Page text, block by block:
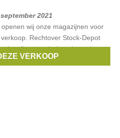
2021
wij onze magazijnen voor
Rechtover Stock-Depot
lot eiken meubelen, dressoirs,
VERKOOP